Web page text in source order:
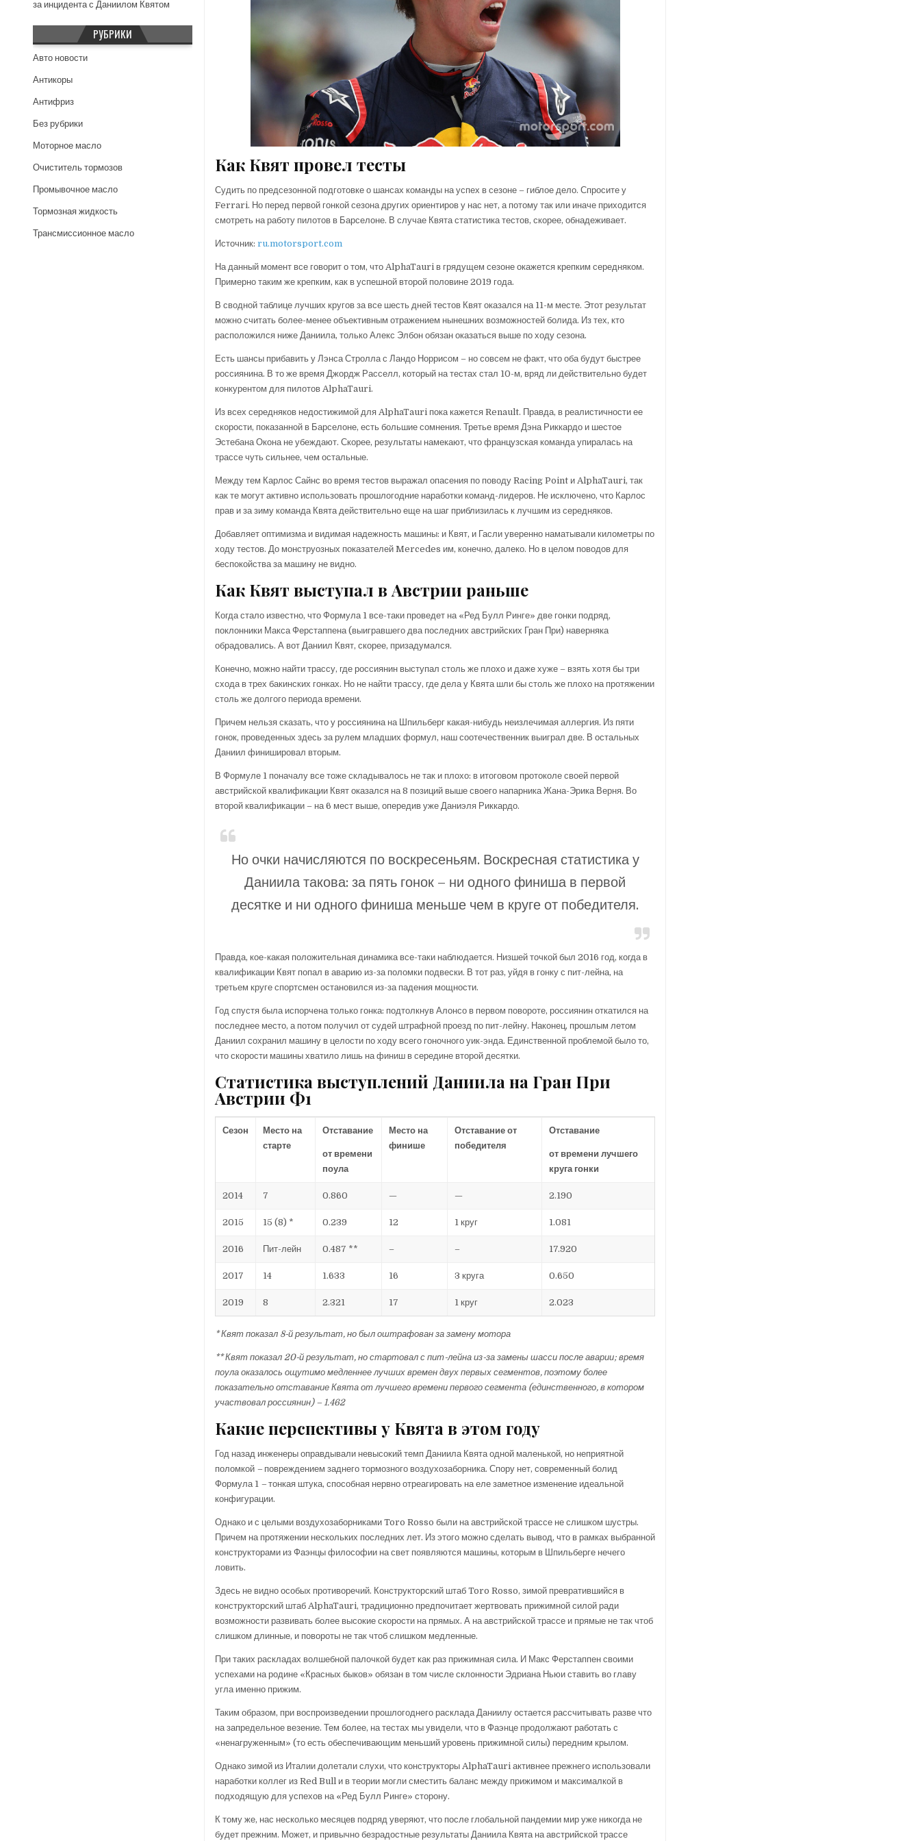
Как Квят провел тесты
Судить по предсезонной подготовке о шансах команды на успех в сезоне – гиблое дело. Спросите у
Ferrari. Но перед первой гонкой сезона других ориентиров у нас нет, а потому так или иначе приходится
смотреть на работу пилотов в Барселоне. В случае Квята статистика тестов, скорее, обнадеживает.
Источник:ru.motorsport.com
На данный момент все говорит о том, что AlphaTauri в грядущем сезоне окажется крепким середняком.
Примерно таким же крепким, как в успешной второй половине 2019 года.
В сводной таблице лучших кругов за все шесть дней тестов Квят оказался на 11-м месте. Этот результат
можно считать более-менее объективным отражением нынешних возможностей болида. Из тех, кто
расположился ниже Даниила, только Алекс Элбон обязан оказаться выше по ходу сезона.
Есть шансы прибавить у Лэнса Стролла с Ландо Норрисом – но совсем не факт, что оба будут быстрее
россиянина. В то же время Джордж Расселл, который на тестах стал 10-м, вряд ли действительно будет
конкурентом для пилотов AlphaTauri.
Из всех середняков недостижимой для AlphaTauri пока кажется Renault. Правда, в реалистичности ее
скорости, показанной в Барселоне, есть большие сомнения. Третье время Дэна Риккардо и шестое
Эстебана Окона не убеждают. Скорее, результаты намекают, что французская команда упиралась на
трассе чуть сильнее, чем остальные.
Между тем Карлос Сайнс во время тестов выражал опасения по поводу Racing Point и AlphaTauri, так
как те могут активно использовать прошлогодние наработки команд-лидеров. Не исключено, что Карлос
прав и за зиму команда Квята действительно еще на шаг приблизилась к лучшим из середняков.
Добавляет оптимизма и видимая надежность машины: и Квят, и Гасли уверенно наматывали километры по
ходу тестов. До монструозных показателей Mercedes им, конечно, далеко. Но в целом поводов для
беспокойства за машину не видно.
Как Квят выступал в Австрии раньше
Когда стало известно, что Формула 1 все-таки проведет на «Ред Булл Ринге» две гонки подряд,
поклонники Макса Ферстаппена (выигравшего два последних австрийских Гран При) наверняка
обрадовались. А вот Даниил Квят, скорее, призадумался.
Конечно, можно найти трассу, где россиянин выступал столь же плохо и даже хуже – взять хотя бы три
схода в трех бакинских гонках. Но не найти трассу, где дела у Квята шли бы столь же плохо на протяжении
столь же долгого периода времени.
Причем нельзя сказать, что у россиянина на Шпильберг какая-нибудь неизлечимая аллергия. Из пяти
гонок, проведенных здесь за рулем младших формул, наш соотечественник выиграл две. В остальных
Даниил финишировал вторым.
В Формуле 1 поначалу все тоже складывалось не так и плохо: в итоговом протоколе своей первой
австрийской квалификации Квят оказался на 8 позиций выше своего напарника Жана-Эрика Верня. Во
второй квалификации – на 6 мест выше, опередив уже Даниэля Риккардо.
Но очки начисляются по воскресеньям. Воскресная статистика у
Даниила такова: за пять гонок – ни одного финиша в первой
десятке и ни одного финиша меньше чем в круге от победителя.
Правда, кое-какая положительная динамика все-таки наблюдается. Низшей точкой был 2016 год, когда в
квалификации Квят попал в аварию из-за поломки подвески. В тот раз, уйдя в гонку с пит-лейна, на
третьем круге спортсмен остановился из-за падения мощности.
Год спустя была испорчена только гонка: подтолкнув Алонсо в первом повороте, россиянин откатился на
последнее место, а потом получил от судей штрафной проезд по пит-лейну. Наконец, прошлым летом
Даниил сохранил машину в целости по ходу всего гоночного уик-энда. Единственной проблемой было то,
что скорости машины хватило лишь на финиш в середине второй десятки.
Статистика выступлений Даниила на Гран При
Австрии Ф1
Сезон
Место на
старте
Отставание
от времени
поула
Место на
финише
Отставание от
победителя
Отставание
от времени лучшего
круга гонки
2014 7 0.860 — — 2.190
2015 15 (8) * 0.239 12 1 круг 1.081
2016 Пит-лейн 0.487 ** – – 17.920
2017 14 1.633 16 3 круга 0.650
2019 8 2.321 17 1 круг 2.023
* Квят показал 8-й результат, но был оштрафован за замену мотора
** Квят показал 20-й результат, но стартовал с пит-лейна из-за замены шасси после аварии; время
поула оказалось ощутимо медленнее лучших времен двух первых сегментов, поэтому более
показательно отставание Квята от лучшего времени первого сегмента (единственного, в котором
участвовал россиянин) – 1.462
Какие перспективы у Квята в этом году
Год назад инженеры оправдывали невысокий темп Даниила Квята одной маленькой, но неприятной
поломкой – повреждением заднего тормозного воздухозаборника. Спору нет, современный болид
Формула 1 – тонкая штука, способная нервно отреагировать на еле заметное изменение идеальной
конфигурации.
Однако и с целыми воздухозаборниками Toro Rosso были на австрийской трассе не слишком шустры.
Причем на протяжении нескольких последних лет. Из этого можно сделать вывод, что в рамках выбранной
конструкторами из Фаэнцы философии на свет появляются машины, которым в Шпильберге нечего
ловить.
Здесь не видно особых противоречий. Конструкторский штаб Toro Rosso, зимой превратившийся в
конструкторский штаб AlphaTauri, традиционно предпочитает жертвовать прижимной силой ради
возможности развивать более высокие скорости на прямых. А на австрийской трассе и прямые не так чтоб
слишком длинные, и повороты не так чтоб слишком медленные.
При таких раскладах волшебной палочкой будет как раз прижимная сила. И Макс Ферстаппен своими
успехами на родине «Красных быков» обязан в том числе склонности Эдриана Ньюи ставить во главу
угла именно прижим.
Таким образом, при воспроизведении прошлогоднего расклада Даниилу остается рассчитывать разве что
на запредельное везение. Тем более, на тестах мы увидели, что в Фаэнце продолжают работать с
«ненагруженным» (то есть обеспечивающим меньший уровень прижимной силы) передним крылом.
Однако зимой из Италии долетали слухи, что конструкторы AlphaTauri активнее прежнего использовали
наработки коллег из Red Bull и в теории могли сместить баланс между прижимом и максималкой в
подходящую для успехов на «Ред Булл Ринге» сторону.
К тому же, нас несколько месяцев подряд уверяют, что после глобальной пандемии мир уже никогда не
будет прежним. Может, и привычно безрадостные результаты Даниила Квята на австрийской трассе
за инцидента с Даниилом Квятом
РУБРИКИ
Авто новости
Антикоры
Антифриз
Без рубрики
Моторное масло
Очиститель тормозов
Промывочное масло
Тормозная жидкость
Трансмиссионное масло